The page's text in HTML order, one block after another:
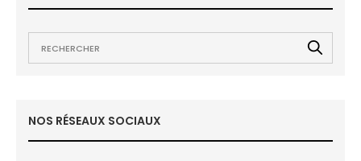
NOS RÉSEAUX SOCIAUX